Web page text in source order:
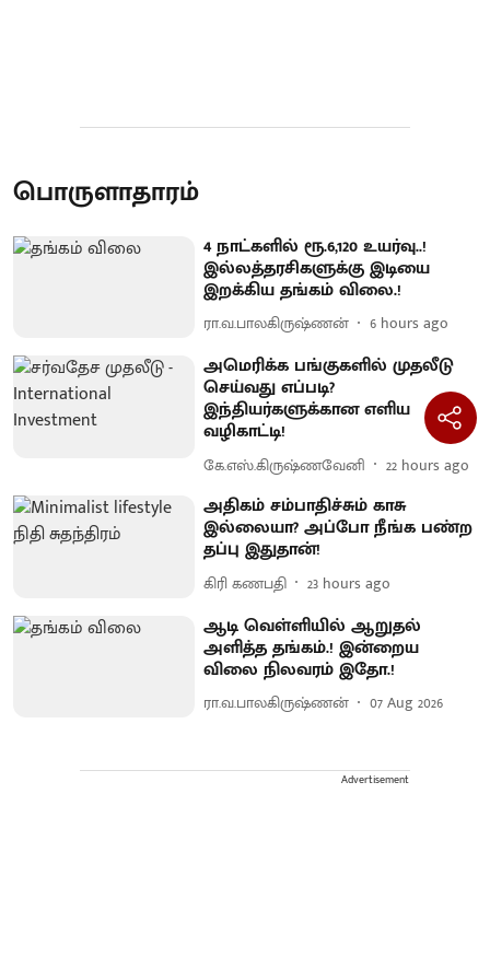
பொருளாதாரம்
4 நாட்களில் ரூ.6,120 உயர்வு..!
இல்லத்தரசிகளுக்கு இடியை
இறக்கிய தங்கம் விலை.!
ரா.வ.பாலகிருஷ்ணன் 6 hours ago
அமெரிக்க பங்குகளில் முதலீடு
செய்வது எப்படி?
இந்தியர்களுக்கான எளிய
வழிகாட்டி!
கே.எஸ்.கிருஷ்ணவேனி 22 hours ago
அதிகம் சம்பாதிச்சும் காசு
இல்லையா? அப்போ நீங்க பண்ற
தப்பு இதுதான்!
கிரி கணபதி 23 hours ago
ஆடி வெள்ளியில் ஆறுதல்
அளித்த தங்கம்.! இன்றைய
விலை நிலவரம் இதோ.!
ரா.வ.பாலகிருஷ்ணன் 07 Aug 2026
Advertisement